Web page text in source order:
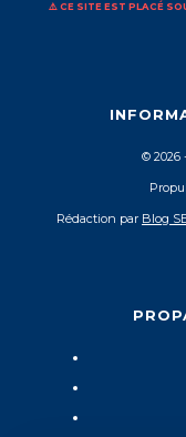
⚠️ CE SITE EST PLACÉ
© 2026
Rédaction par Blog